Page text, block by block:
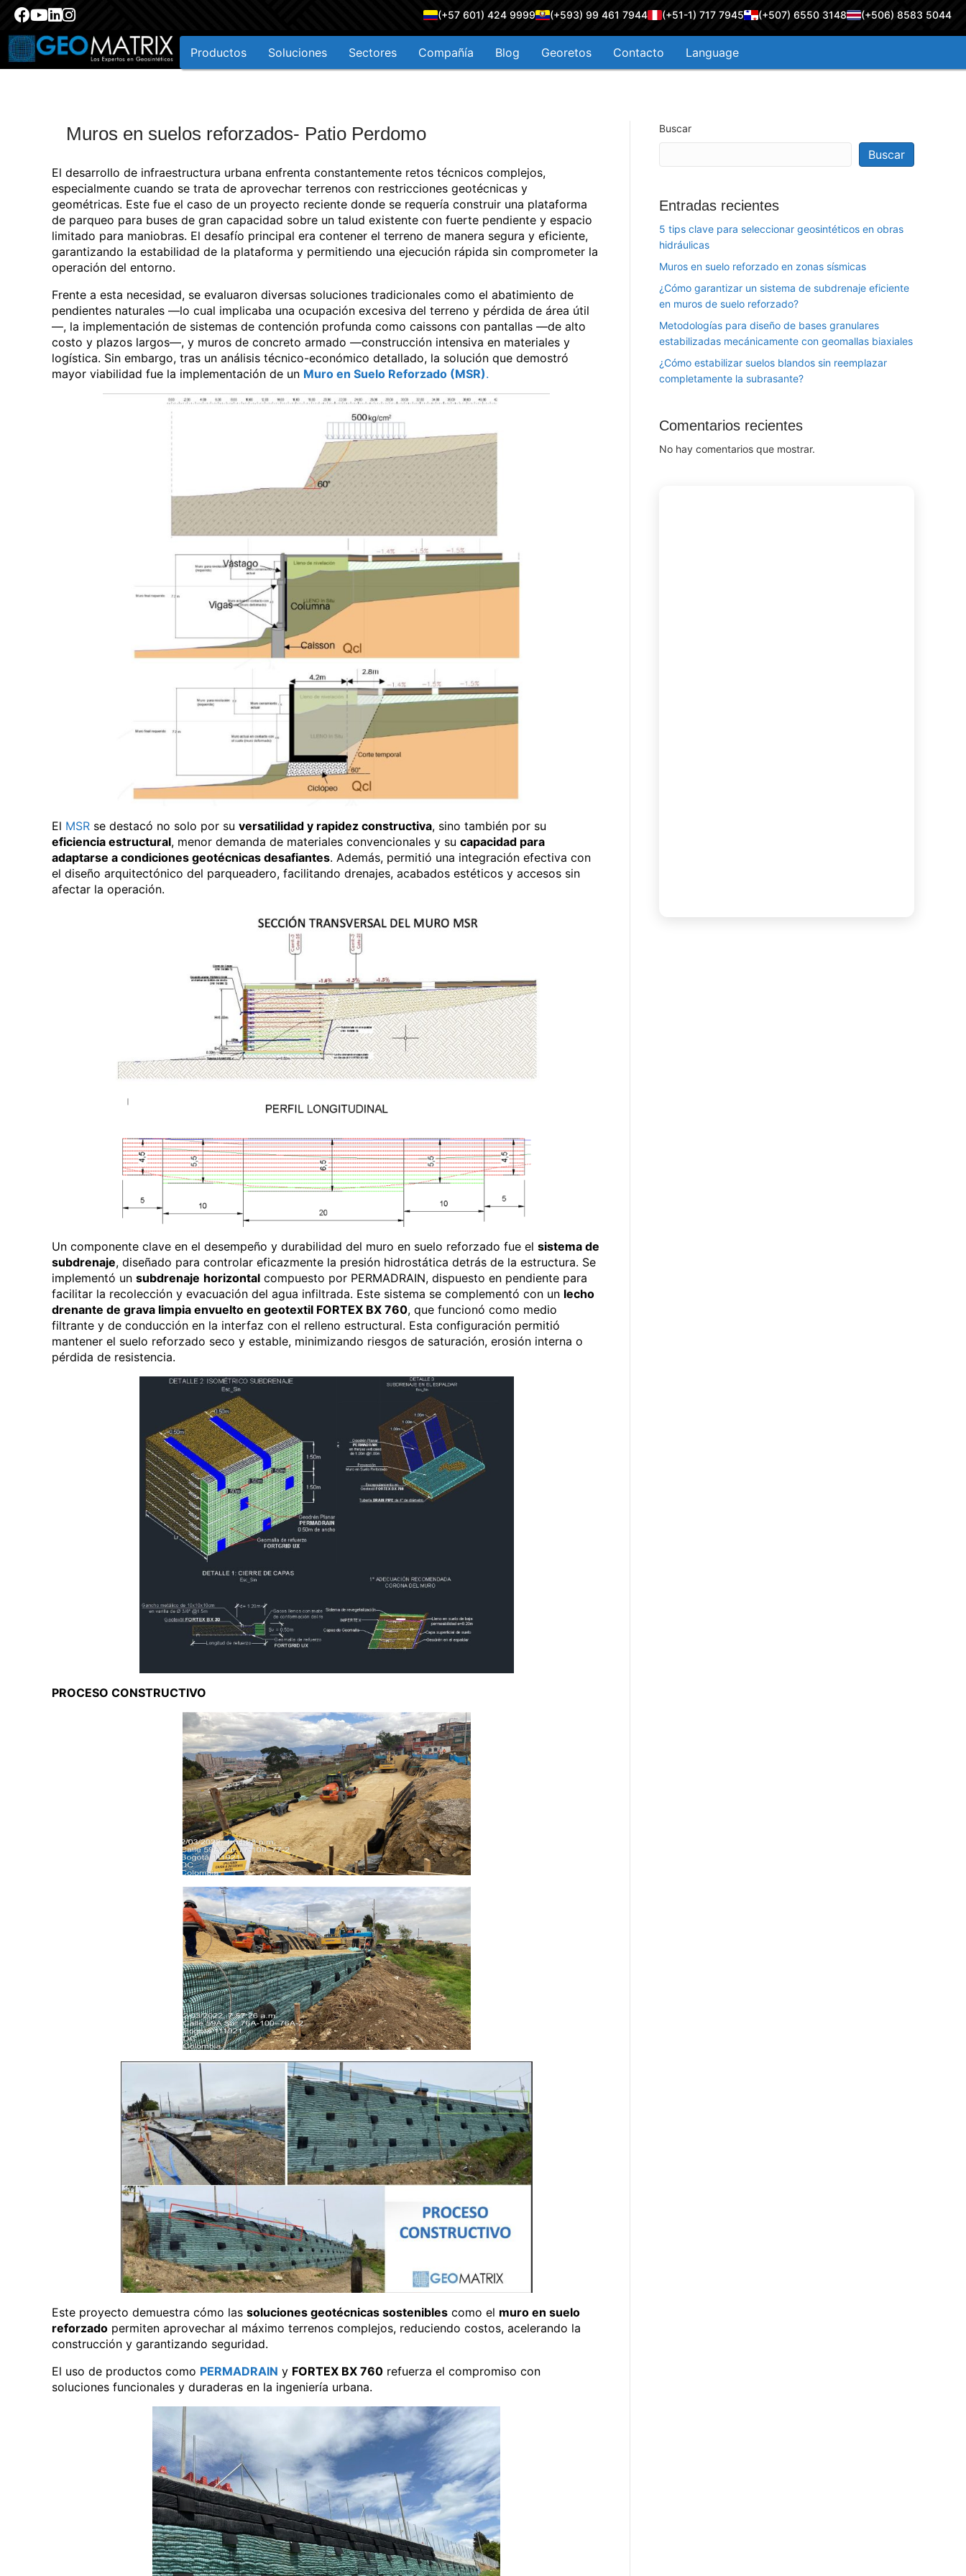
(+57 601) 424 9999 (+593) 99 461 7944 (+51-1) 717 7945 (+507) 6550 3148 (+506) 8583 5044
Productos Soluciones Sectores Compañía Blog Georetos Contacto Language
Muros en suelos reforzados- Patio Perdomo
El desarrollo de infraestructura urbana enfrenta constantemente retos técnicos complejos,
especialmente cuando se trata de aprovechar terrenos con restricciones geotécnicas y
geométricas. Este fue el caso de un proyecto reciente donde se requería construir una plataforma
de parqueo para buses de gran capacidad sobre un talud existente con fuerte pendiente y espacio
limitado para maniobras. El desafío principal era contener el terreno de manera segura y eficiente,
garantizando la estabilidad de la plataforma y permitiendo una ejecución rápida sin comprometer la
operación del entorno.
Frente a esta necesidad, se evaluaron diversas soluciones tradicionales como el abatimiento de
pendientes naturales —lo cual implicaba una ocupación excesiva del terreno y pérdida de área útil
—, la implementación de sistemas de contención profunda como caissons con pantallas —de alto
costo y plazos largos—, y muros de concreto armado —construcción intensiva en materiales y
logística. Sin embargo, tras un análisis técnico-económico detallado, la solución que demostró
mayor viabilidad fue la implementación de un Muro en Suelo Reforzado (MSR).
El MSR se destacó no solo por su versatilidad y rapidez constructiva, sino también por su
eficiencia estructural, menor demanda de materiales convencionales y su capacidad para
adaptarse a condiciones geotécnicas desafiantes. Además, permitió una integración efectiva con
el diseño arquitectónico del parqueadero, facilitando drenajes, acabados estéticos y accesos sin
afectar la operación.
Un componente clave en el desempeño y durabilidad del muro en suelo reforzado fue el sistema de
subdrenaje, diseñado para controlar eficazmente la presión hidrostática detrás de la estructura. Se
implementó un subdrenaje horizontal compuesto por PERMADRAIN, dispuesto en pendiente para
facilitar la recolección y evacuación del agua infiltrada. Este sistema se complementó con un lecho
drenante de grava limpia envuelto en geotextil FORTEX BX 760, que funcionó como medio
filtrante y de conducción en la interfaz con el relleno estructural. Esta configuración permitió
mantener el suelo reforzado seco y estable, minimizando riesgos de saturación, erosión interna o
pérdida de resistencia.
PROCESO CONSTRUCTIVO
Este proyecto demuestra cómo las soluciones geotécnicas sostenibles como el muro en suelo
reforzado permiten aprovechar al máximo terrenos complejos, reduciendo costos, acelerando la
construcción y garantizando seguridad.
El uso de productos como PERMADRAIN y FORTEX BX 760 refuerza el compromiso con
soluciones funcionales y duraderas en la ingeniería urbana.
Buscar
Buscar
Entradas recientes
5 tips clave para seleccionar geosintéticos en obras
hidráulicas
Muros en suelo reforzado en zonas sísmicas
¿Cómo garantizar un sistema de subdrenaje eficiente
en muros de suelo reforzado?
Metodologías para diseño de bases granulares
estabilizadas mecánicamente con geomallas biaxiales
¿Cómo estabilizar suelos blandos sin reemplazar
completamente la subrasante?
Comentarios recientes
No hay comentarios que mostrar.